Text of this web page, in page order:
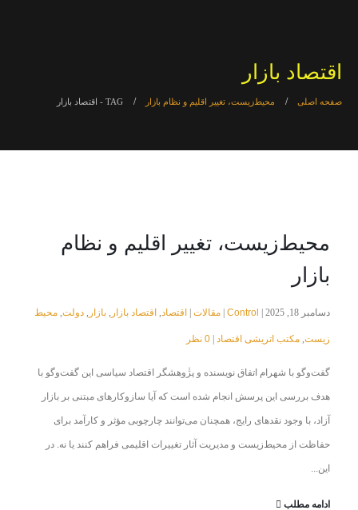
اقتصاد بازار
صفحه اصلی محیط‌زیست، تغییر اقلیم و نظام بازار TAG - اقتصاد بازار
محیط‌زیست، تغییر اقلیم و نظام
بازار
دسامبر 18, 2025 | Control مقالات اقتصاد , اقتصاد بازار , بازار , دولت, محیط
زیست, مکتب اتریشی اقتصاد 0 نظر
گفت‌و‌گو با شهرام اتفاق نویسنده و پژٰوهشگر اقتصاد سیاسی این گفت‌وگو با
هدف بررسی این پرسش انجام شده است که آیا سازوکارهای مبتنی بر بازار
آزاد، با وجود نقدهای رایج، همچنان می‌توانند چارچوبی مؤثر و کارآمد برای
حفاظت از محیط‌زیست و مدیریت آثار تغییرات اقلیمی فراهم کنند یا نه. در
این...
ادامه مطلب